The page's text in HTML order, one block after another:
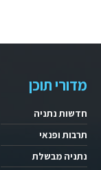
מדורי תוכן
חדשות נתניה
תרבות ופנאי
נתניה מבשלת